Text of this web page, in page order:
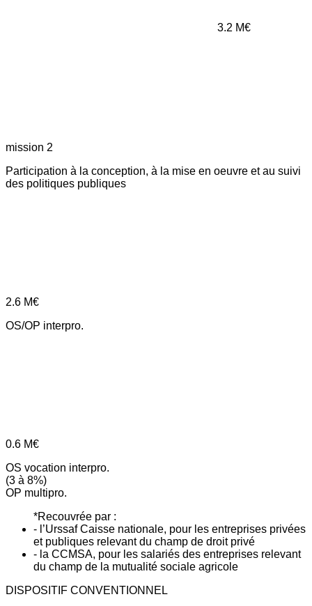
3.2 M€
mission 2
Participation à la conception, à la mise en oeuvre et au suivi
des politiques publiques
2.6 M€
OS/OP interpro.
0.6 M€
OS vocation interpro.
(3 à 8%)
OP multipro.
*Recouvrée par :
- l’Urssaf Caisse nationale, pour les entreprises privées
et publiques relevant du champ de droit privé
- la CCMSA, pour les salariés des entreprises relevant
du champ de la mutualité sociale agricole
DISPOSITIF CONVENTIONNEL